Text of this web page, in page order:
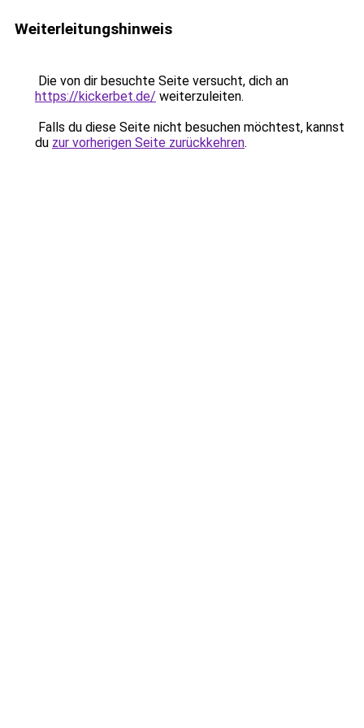
Weiterleitungshinweis
Die von dir besuchte Seite versucht, dich an
https://kickerbet.de/ weiterzuleiten.
Falls du diese Seite nicht besuchen möchtest, kannst
du zur vorherigen Seite zurückkehren.